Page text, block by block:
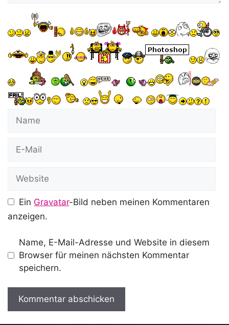
Name
Website
Ein Gravatar-Bild neben meinen Kommentaren
anzeigen.
Name, E-Mail-Adresse und Website in diesem
Browser für meinen nächsten Kommentar
speichern.
A